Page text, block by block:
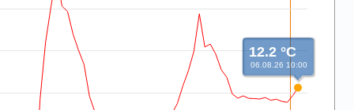
12.2 °C
06.08.26 10:00